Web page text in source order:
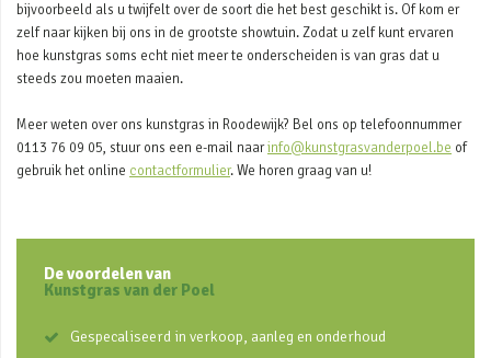
bijvoorbeeld als u twijfelt over de soort die het best geschikt is. Of kom er
zelf naar kijken bij ons in de grootste showtuin. Zodat u zelf kunt ervaren
hoe kunstgras soms echt niet meer te onderscheiden is van gras dat u
steeds zou moeten maaien.
Meer weten over ons kunstgras in Roodewijk? Bel ons op telefoonnummer
0113 76 09 05, stuur ons een e-mail naarinfo@kunstgrasvanderpoel.be of
gebruik het online contactformulier. We horen graag van u!
De voordelen van
Kunstgras van der Poel
Gespecaliseerd in verkoop, aanleg en onderhoud